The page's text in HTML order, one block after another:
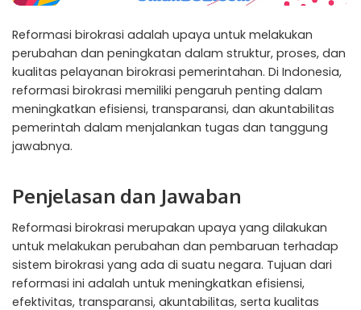
Reformasi birokrasi adalah upaya untuk melakukan
perubahan dan peningkatan dalam struktur, proses, dan
kualitas pelayanan birokrasi pemerintahan. Di Indonesia,
reformasi birokrasi memiliki pengaruh penting dalam
meningkatkan efisiensi, transparansi, dan akuntabilitas
pemerintah dalam menjalankan tugas dan tanggung
jawabnya.
Penjelasan dan Jawaban
Reformasi birokrasi merupakan upaya yang dilakukan
untuk melakukan perubahan dan pembaruan terhadap
sistem birokrasi yang ada di suatu negara. Tujuan dari
reformasi ini adalah untuk meningkatkan efisiensi,
efektivitas, transparansi, akuntabilitas, serta kualitas